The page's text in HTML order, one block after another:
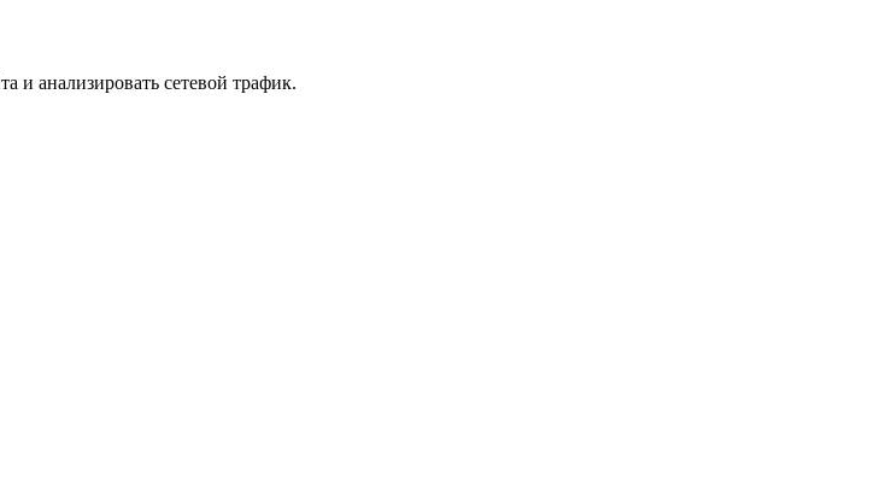
и анализировать сетевой трафик.